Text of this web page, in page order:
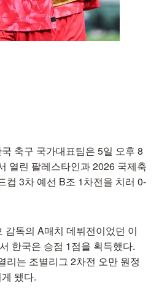
축구 국가대표팀은 5일 오후 8
열린 팔레스타인과 2026 국제축
컵 3차 예선 B조 1차전을 치러 0-
감독의 A매치 데뷔전이었던 이
한국은 승점 1점을 획득했다.
리는 조별리그 2차전 오만 원정
됐다.